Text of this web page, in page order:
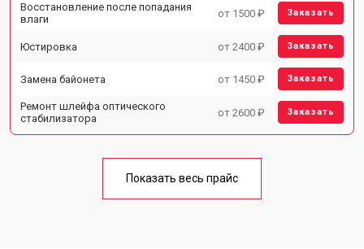
Восстановление после попадания
влаги
от 1500 ₽ Заказать
Юстировка от 2400 ₽ Заказать
Замена байонета от 1450 ₽ Заказать
Ремонт шлейфа оптического
стабилизатора
от 2600 ₽ Заказать
Показать весь прайс